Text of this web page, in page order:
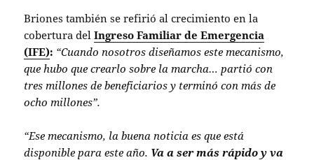
Briones también se refirió al crecimiento en la
cobertura delIngreso Familiar de Emergencia
(IFE): “Cuando nosotros diseñamos este mecanismo,
que hubo que crearlo sobre la marcha… partió con
tres millones de beneficiarios y terminó con más de
ocho millones”.
“Ese mecanismo, la buena noticia es que está
disponible para este año. Va a ser más rápido y va